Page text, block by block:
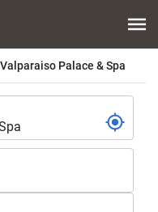
Palace & Spa